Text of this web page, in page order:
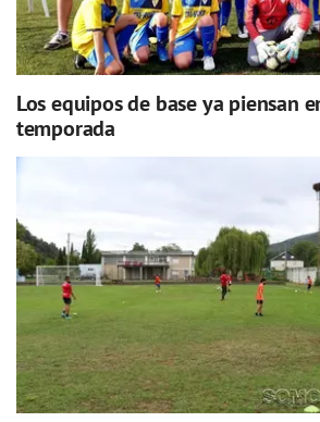
Los equipos de base ya piensan
temporada